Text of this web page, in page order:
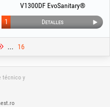
V1300DF EvoSanitary®
Detalles
1
... 16
técnico y